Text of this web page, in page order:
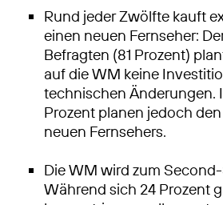
Rund jeder Zwölfte kauft
einen neuen Fernseher:
Befragten (81 Prozent)
auf die WM keine
technischen Änderungen.
Prozent planen jedoch
neuen Fernsehers.
Die WM wird zum
Während sich 24 Prozent